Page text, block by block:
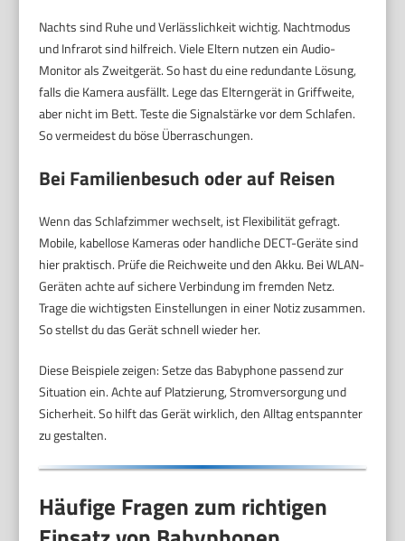
Nachts sind Ruhe und Verlässlichkeit wichtig. Nachtmodus
und Infrarot sind hilfreich. Viele Eltern nutzen ein Audio-
Monitor als Zweitgerät. So hast du eine redundante Lösung,
falls die Kamera ausfällt. Lege das Elterngerät in Griffweite,
aber nicht im Bett. Teste die Signalstärke vor dem Schlafen.
So vermeidest du böse Überraschungen.
Bei Familienbesuch oder auf Reisen
Wenn das Schlafzimmer wechselt, ist Flexibilität gefragt.
Mobile, kabellose Kameras oder handliche DECT-Geräte sind
hier praktisch. Prüfe die Reichweite und den Akku. Bei WLAN-
Geräten achte auf sichere Verbindung im fremden Netz.
Trage die wichtigsten Einstellungen in einer Notiz zusammen.
So stellst du das Gerät schnell wieder her.
Diese Beispiele zeigen: Setze das Babyphone passend zur
Situation ein. Achte auf Platzierung, Stromversorgung und
Sicherheit. So hilft das Gerät wirklich, den Alltag entspannter
zu gestalten.
Häufige Fragen zum richtigen